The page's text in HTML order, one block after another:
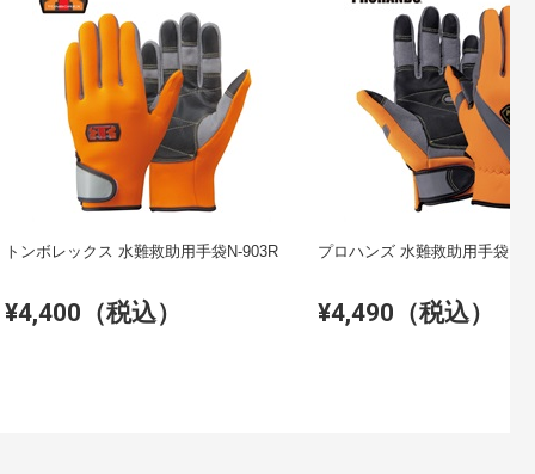
トンボレックス 水難救助用手袋N-903R
¥4,400（税込） ¥4,490（税込）